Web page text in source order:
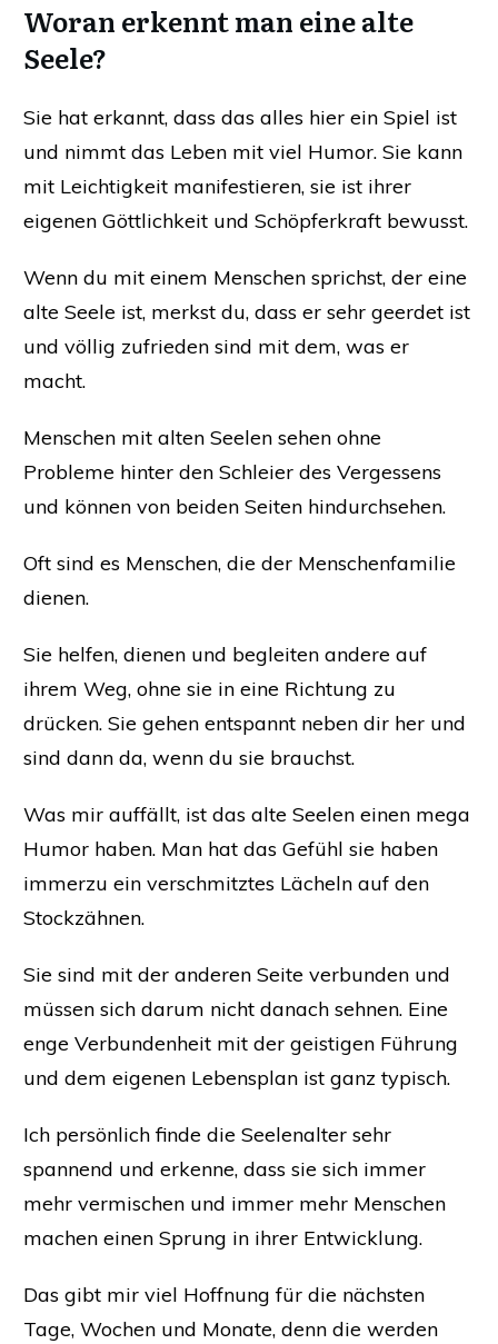
Woran erkennt man eine alte
Seele?
Sie hat erkannt, dass das alles hier ein Spiel ist
und nimmt das Leben mit viel Humor. Sie kann
mit Leichtigkeit manifestieren, sie ist ihrer
eigenen Göttlichkeit und Schöpferkraft bewusst.
Wenn du mit einem Menschen sprichst, der eine
alte Seele ist, merkst du, dass er sehr geerdet ist
und völlig zufrieden sind mit dem, was er
macht.
Menschen mit alten Seelen sehen ohne
Probleme hinter den Schleier des Vergessens
und können von beiden Seiten hindurchsehen.
Oft sind es Menschen, die der Menschenfamilie
dienen.
Sie helfen, dienen und begleiten andere auf
ihrem Weg, ohne sie in eine Richtung zu
drücken. Sie gehen entspannt neben dir her und
sind dann da, wenn du sie brauchst.
Was mir auffällt, ist das alte Seelen einen mega
Humor haben. Man hat das Gefühl sie haben
immerzu ein verschmitztes Lächeln auf den
Stockzähnen.
Sie sind mit der anderen Seite verbunden und
müssen sich darum nicht danach sehnen. Eine
enge Verbundenheit mit der geistigen Führung
und dem eigenen Lebensplan ist ganz typisch.
Ich persönlich finde die Seelenalter sehr
spannend und erkenne, dass sie sich immer
mehr vermischen und immer mehr Menschen
machen einen Sprung in ihrer Entwicklung.
Das gibt mir viel Hoffnung für die nächsten
Tage, Wochen und Monate, denn die werden